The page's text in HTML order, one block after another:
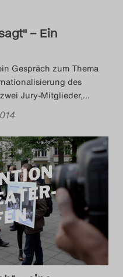
– Ein
Gespräch zum Thema
des
Jury-Mitglieder,…